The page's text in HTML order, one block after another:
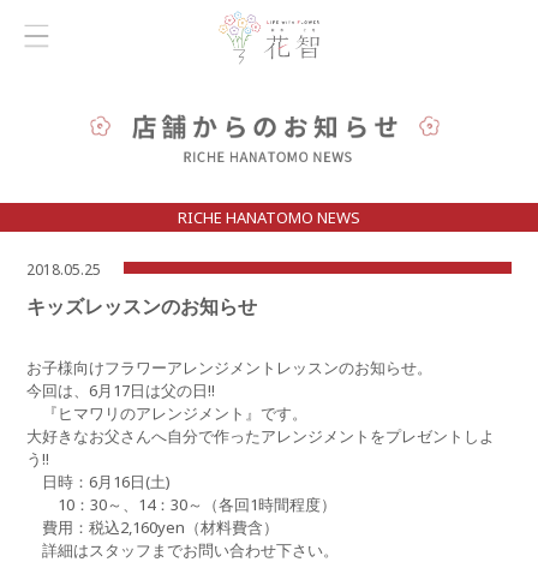
RICHE HANATOMO NEWS
2018.05.25
キッズレッスンのお知らせ
お子様向けフラワーアレンジメントレッスンのお知らせ。
今回は、6月17日は父の日!!
『ヒマワリのアレンジメント』です。
大好きなお父さんへ自分で作ったアレンジメントをプレゼントしよ
う!!
日時：6月16日(土)
10：30～、14：30～（各回1時間程度）
費用：税込2,160yen（材料費含）
詳細はスタッフまでお問い合わせ下さい。